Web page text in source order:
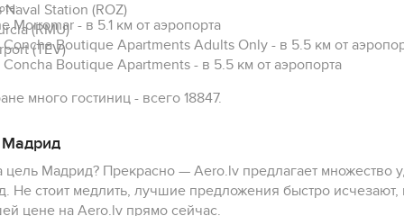
Naval Station (ROZ)
(RMU)
(TEV)
Morromar - в 5.1 км от аэропорта
Concha Boutique Apartments Adults Only - в 5.5 км от
Concha Boutique Apartments - в 5.5 км от аэропорта
много гостиниц - всего 18847.
цель Мадрид? Прекрасно — Aero.lv предлагает множество
Не стоит медлить, лучшие предложения быстро
цене на Aero.lv прямо сейчас.